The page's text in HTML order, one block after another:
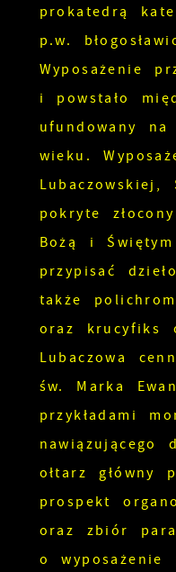
prokatedrą
p.w.
Wyposażenie
i powstało
ufundowany
wieku.
pokryte
Bożą i
przypisać
także
oraz krucyfiks
Lubaczowa
św. Marka
przykładami
ołtarz główny
prospekt
oraz zbiór
o wyposażenie